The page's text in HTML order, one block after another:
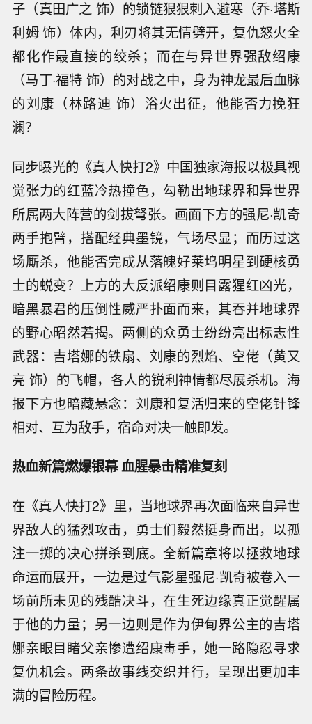
子（真田广之 饰）的锁链狠狠刺入避寒（乔·塔斯
利姆 饰）体内，利刃将其无情劈开，复仇怒火全
都化作最直接的绞杀；而在与异世界强敌绍康
（马丁·福特 饰）的对战之中，身为神龙最后血脉
的刘康（林路迪 饰）浴火出征，他能否力挽狂
澜？
同步曝光的《真人快打2》中国独家海报以极具视
觉张力的红蓝冷热撞色，勾勒出地球界和异世界
所属两大阵营的剑拔弩张。画面下方的强尼·凯奇
两手抱臂，搭配经典墨镜，气场尽显；而历过这
场厮杀，他能否完成从落魄好莱坞明星到硬核勇
士的蜕变？上方的大反派绍康则目露猩红凶光，
暗黑暴君的压倒性威严扑面而来，其吞并地球界
的野心昭然若揭。两侧的众勇士纷纷亮出标志性
武器：吉塔娜的铁扇、刘康的烈焰、空佬（黄又
亮 饰）的飞帽，各人的锐利神情都尽展杀机。海
报下方也暗藏悬念：刘康和复活归来的空佬针锋
相对、互为敌手，宿命对决一触即发。
热血新篇燃爆银幕 血腥暴击精准复刻
在《真人快打2》里，当地球界再次面临来自异世
界敌人的猛烈攻击，勇士们毅然挺身而出，以孤
注一掷的决心拼杀到底。全新篇章将以拯救地球
命运而展开，一边是过气影星强尼·凯奇被卷入一
场前所未见的残酷决斗，在生死边缘真正觉醒属
于他的力量；另一边则是作为伊甸界公主的吉塔
娜亲眼目睹父亲惨遭绍康毒手，她一路隐忍寻求
复仇机会。两条故事线交织并行，呈现出更加丰
满的冒险历程。